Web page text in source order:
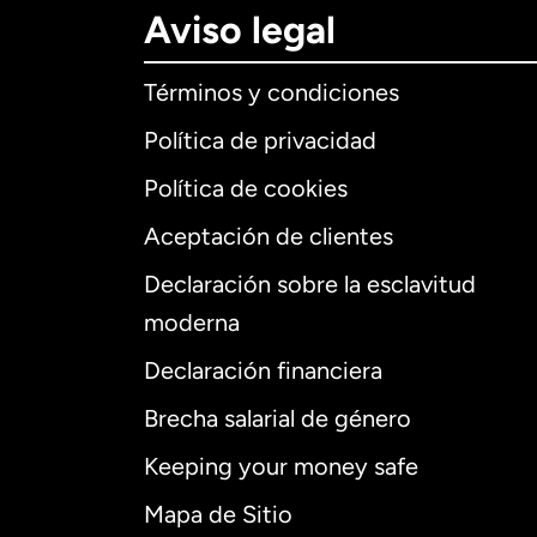
Aviso legal
Términos y condiciones
Política de privacidad
Política de cookies
Aceptación de clientes
Declaración sobre la esclavitud
moderna
Declaración financiera
Brecha salarial de género
Keeping your money safe
Mapa de Sitio
Internacional
Alemania